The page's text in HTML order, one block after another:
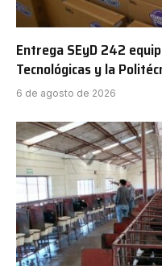
Entrega SEyD 242
Tecnológicas y la
6 de agosto de 2026